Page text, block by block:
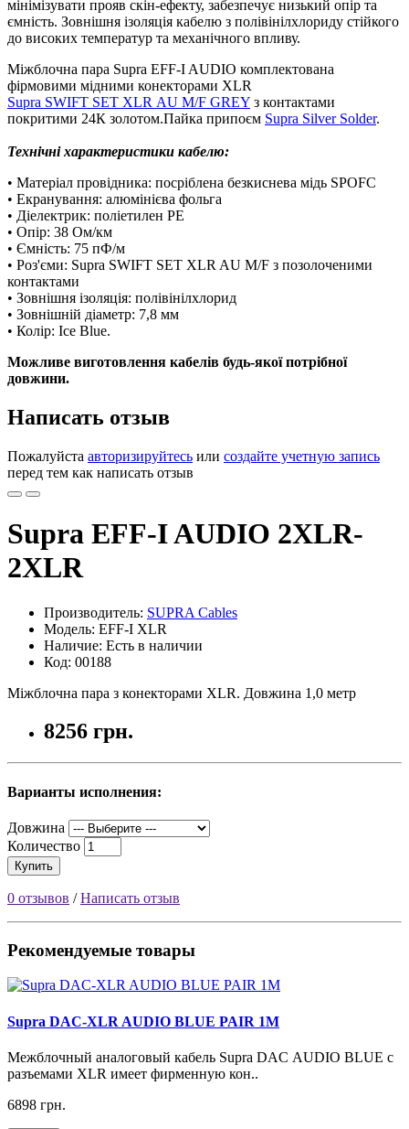
мінімізувати прояв скін-ефекту, забезпечує низький опір та
ємність. Зовнішня ізоляція кабелю з полівінілхлориду стійкого
до високих температур та механічного впливу.
Міжблочна пара Supra EFF-I AUDIO комплектована
фірмовими мідними конекторами XLR
Supra SWIFT SET XLR AU M/F GREY з контактами
покритими 24К золотом.Пайка припоєм Supra Silver Solder.
Технічні характеристики кабелю:
• Матеріал провідника: посріблена безкиснева мідь SPOFC
• Екранування: алюмінієва фольга
• Діелектрик: поліетилен PE
• Опір: 38 Ом/км
• Ємність: 75 пФ/м
• Роз'єми: Supra SWIFT SET XLR AU M/F з позолоченими
контактами
• Зовнішня ізоляція: полівінілхлорид
• Зовнішній діаметр: 7,8 мм
• Колір: Ice Blue.
Можливе виготовлення кабелів будь-якої потрібної
довжини.
Написать отзыв
Пожалуйста авторизируйтесь или создайте учетную запись
перед тем как написать отзыв
Supra EFF-I AUDIO 2XLR-
2XLR
Производитель: SUPRA Cables
Модель: EFF-I XLR
Наличие: Есть в наличии
Код: 00188
Міжблочна пара з конекторами XLR. Довжина 1,0 метр
8256 грн.
Варианты исполнения:
Довжина
Количество
Купить
0 отзывов /Написать отзыв
Рекомендуемые товары
Supra DAC-XLR AUDIO BLUE PAIR 1M
Межблочный аналоговый кабель Supra DAC AUDIO BLUE с
разъемами XLR имеет фирменную кон..
6898 грн.